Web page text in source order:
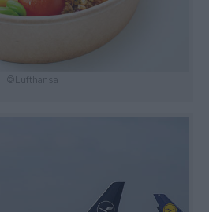
©Lufthansa